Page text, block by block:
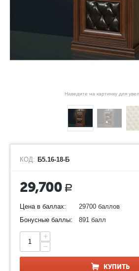
Наведите на картинку для
КОД: Б5.16-18-Б
29,700 Р
Цена в баллах:
29700 баллов
Бонусные баллы:
891 балл
+
−
КУПИТЬ